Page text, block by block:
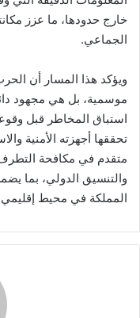
خارج حدودها، ما عزز
الجماعي.
ويؤكد هذا المسار أن
موسمية، بل هي مجهود
استباق المخاطر قبل
تحققها أجهزته الأمنية
متقدم في مكافحة التطرف
والتنسيق الدولي، بما
المملكة في محيط إقليمي